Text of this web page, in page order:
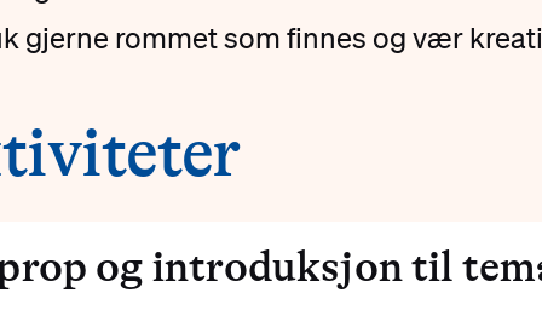
gjerne rommet som finnes og vær
og introduksjon til